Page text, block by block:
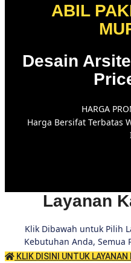
ABIL
Desain
HARGA
Harga Bersifat Terbatas
Layanan
Klik Dibawah untuk Pilih
Kebutuhan Anda, Semua
KLIK DISINI UNTUK